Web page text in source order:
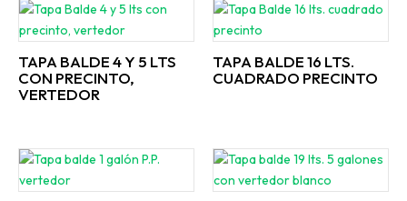
TAPA BALDE 4 Y 5 LTS
CON PRECINTO,
VERTEDOR
TAPA BALDE 16 LTS.
CUADRADO PRECINTO